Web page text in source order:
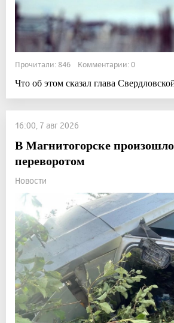
Прочитали: 846 Комментарии: 0
Что об этом сказал глава
16:00, 7 авг 2026
В Магнитогорске
переворотом
Новости